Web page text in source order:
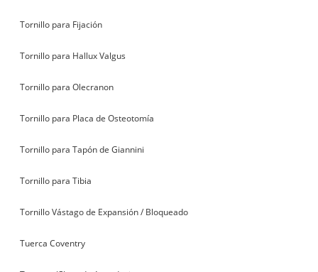
Tornillo para Fijación
Tornillo para Hallux Valgus
Tornillo para Olecranon
Tornillo para Placa de Osteotomía
Tornillo para Tapón de Giannini
Tornillo para Tibia
Tornillo Vástago de Expansión / Bloqueado
Tuerca Coventry